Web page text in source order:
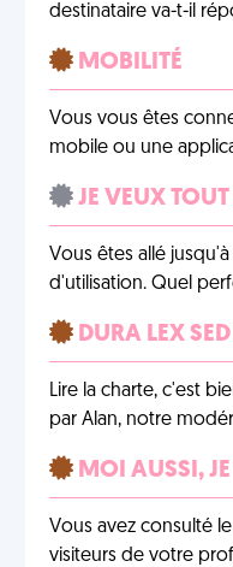
destinataire va-t-il
MOBILITÉ
Vous vous êtes
mobile ou une
JE VEUX TOUT
Vous êtes allé
d'utilisation. Quel
DURA LEX
Lire la charte, c'est
par Alan, notre
MOI AUSSI,
Vous avez consulté
visiteurs de votre